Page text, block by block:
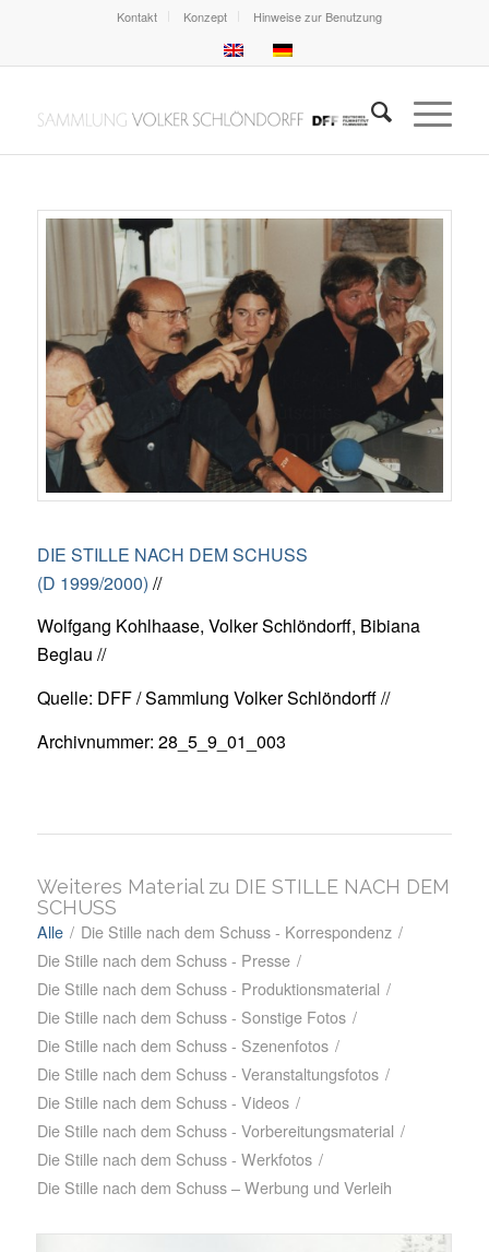
Kontakt Konzept Hinweise zur Benutzung
DIE STILLE NACH DEM SCHUSS
(D 1999/2000) //
Wolfgang Kohlhaase, Volker Schlöndorff, Bibiana
Beglau //
Quelle: DFF / Sammlung Volker Schlöndorff //
Archivnummer: 28_5_9_01_003
Weiteres Material zu DIE STILLE NACH DEM
SCHUSS
Alle / Die Stille nach dem Schuss - Korrespondenz /
Die Stille nach dem Schuss - Presse /
Die Stille nach dem Schuss - Produktionsmaterial /
Die Stille nach dem Schuss - Sonstige Fotos /
Die Stille nach dem Schuss - Szenenfotos /
Die Stille nach dem Schuss - Veranstaltungsfotos /
Die Stille nach dem Schuss - Videos /
Die Stille nach dem Schuss - Vorbereitungsmaterial /
Die Stille nach dem Schuss - Werkfotos /
Die Stille nach dem Schuss – Werbung und Verleih